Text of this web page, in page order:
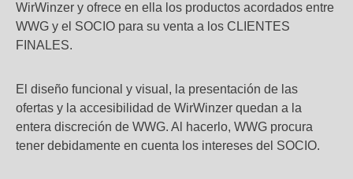
WirWinzer y ofrece en ella los productos acordados entre
WWG y el SOCIO para su venta a los CLIENTES
FINALES.
El diseño funcional y visual, la presentación de las
ofertas y la accesibilidad de WirWinzer quedan a la
entera discreción de WWG. Al hacerlo, WWG procura
tener debidamente en cuenta los intereses del SOCIO.